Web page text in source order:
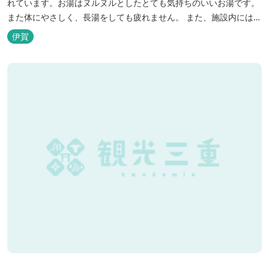
れています。お湯はヌルヌルとしたとても気持ちのいいお湯です。
また体にやさしく、長湯をしても疲れません。 また、施設内にはオ
ートキャンプ場、デイキャンプ場、テニスコート、水遊び場（夏季
限定）、こんにゃくやパン作りの体験できる工房などがあります。
木津川（鯛ケ瀬）のほとりにある美しい自然を生かしたオートキャ
伊賀